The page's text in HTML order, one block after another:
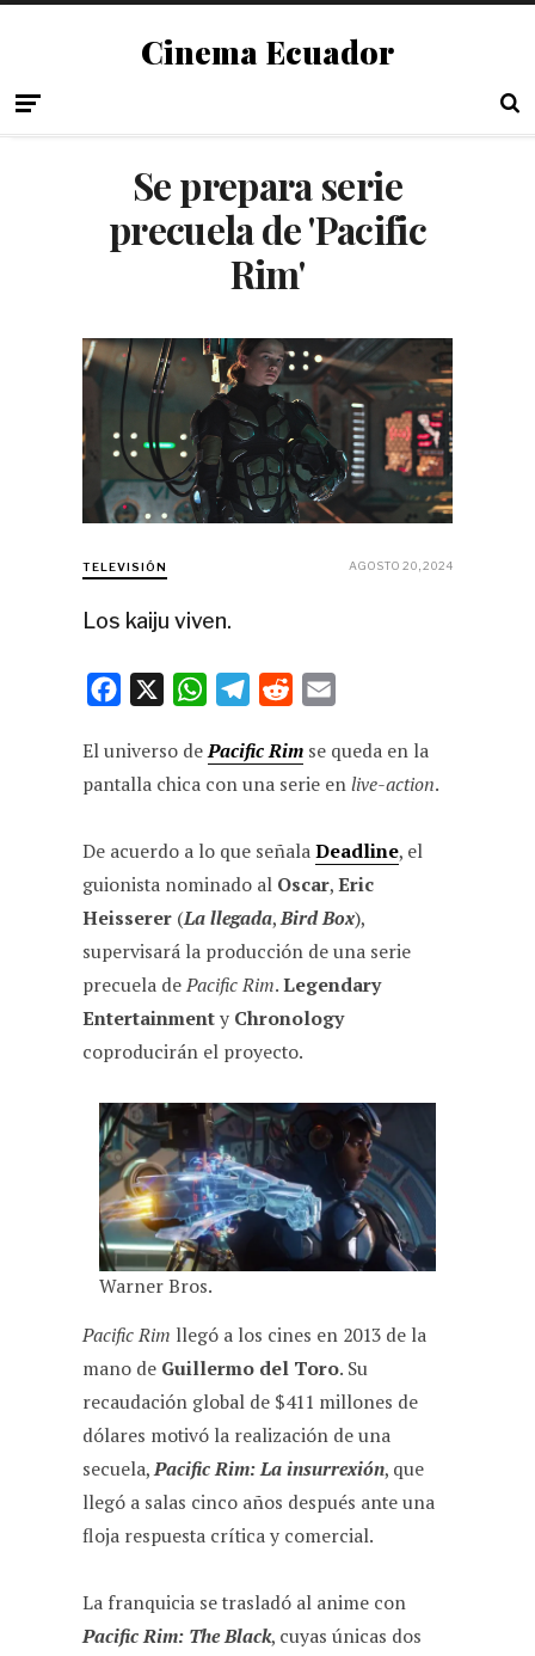
Cinema Ecuador
Se prepara serie
precuela de 'Pacific
Rim'
TELEVISIÓN AGOSTO 20, 2024
Los kaiju viven.
c
e
o
o
k
W
a
t
A
p
p
T
l
e
r
a
m
d
d
t
a
i
El universo dePacific Rim se queda en la
pantalla chica con una serie enlive-action.
De acuerdo a lo que señalaDeadline, el
guionista nominado al Oscar,Eric
Heisserer (La llegada,Bird Box),
supervisará la producción de una serie
precuela dePacific Rim.Legendary
Entertainmenty Chronology
coproducirán el proyecto.
Warner Bros.
Pacific Rim llegó a los cines en 2013 de la
mano de Guillermo del Toro. Su
recaudación global de $411 millones de
dólares motivó la realización de una
secuela,Pacific Rim: La insurrexión, que
llegó a salas cinco años después ante una
floja respuesta crítica y comercial.
La franquicia se trasladó al anime con
Pacific Rim: The Black, cuyas únicas dos